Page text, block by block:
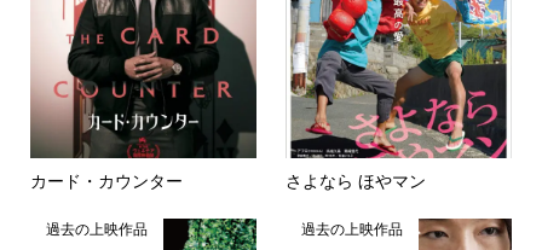
カード・カウンター さよなら ほやマン
過去の上映作品 過去の上映作品